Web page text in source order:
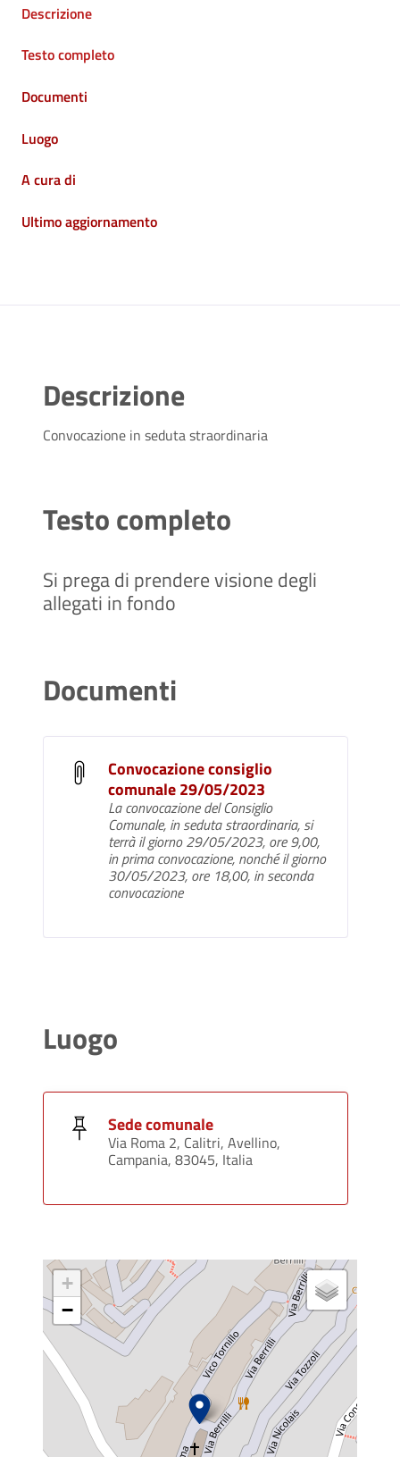
Descrizione
Testo completo
Documenti
Luogo
A cura di
Ultimo aggiornamento
Descrizione
Convocazione in seduta straordinaria
Testo completo
Si prega di prendere visione degli
allegati in fondo
Documenti
Convocazione consiglio
comunale 29/05/2023
La convocazione del Consiglio
Comunale, in seduta straordinaria, si
terrà il giorno 29/05/2023, ore 9,00,
in prima convocazione, nonché il giorno
30/05/2023, ore 18,00, in seconda
convocazione
Luogo
Sede comunale
Via Roma 2, Calitri, Avellino,
Campania, 83045, Italia
+
−